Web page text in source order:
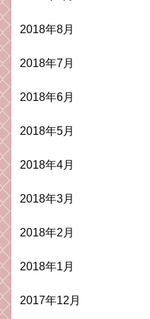
2018年8月
2018年7月
2018年6月
2018年5月
2018年4月
2018年3月
2018年2月
2018年1月
2017年12月